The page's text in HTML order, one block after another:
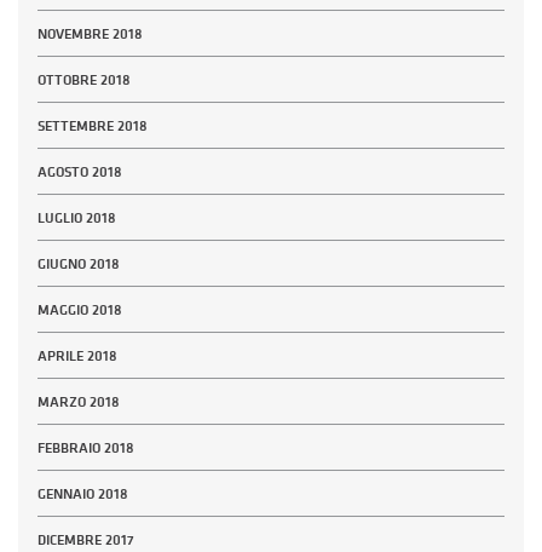
NOVEMBRE 2018
OTTOBRE 2018
SETTEMBRE 2018
AGOSTO 2018
LUGLIO 2018
GIUGNO 2018
MAGGIO 2018
APRILE 2018
MARZO 2018
FEBBRAIO 2018
GENNAIO 2018
DICEMBRE 2017